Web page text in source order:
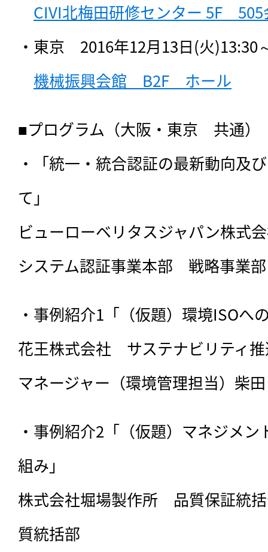
CIVI北梅田研修センター 5F　
・東京　2016年12月13日(火)13:30
機械振興会館　B2F　ホール
■プログラム（大阪・東京　共通）
・「統一・統合認証の最新動向及
て」
ビューローベリタスジャパン株
システム認証事業本部　戦略事業
・事例紹介1「（仮題）環境ISOへ
花王株式会社　サステナビリティ
マネージャー（環境管理担当）柴
・事例紹介2「（仮題）マネジメ
組み」
株式会社堀場製作所　品質保証統
質統括部